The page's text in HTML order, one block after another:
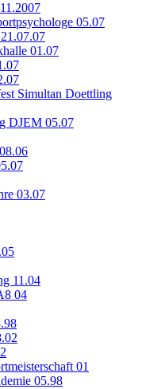
05.07
01.07
Simultan Doettling
DJEM 05.07
03.07
11.04
04
01
05.98